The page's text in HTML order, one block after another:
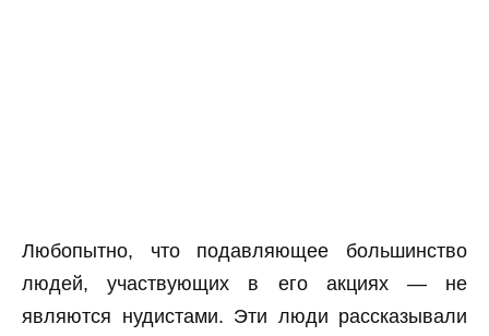
Любопытно, что подавляющее большинство
людей, участвующих в его акциях — не
являются нудистами. Эти люди рассказывали